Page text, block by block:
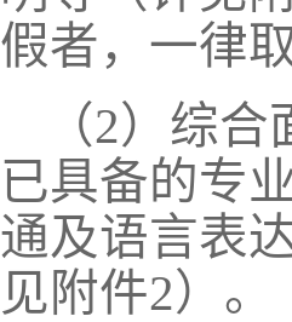
假者，一律
（2）综合
已具备的专
通及语言表
见附件2） 。